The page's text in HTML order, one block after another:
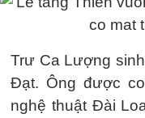
Trư Ca Lượng
Đạt. Ông được
nghệ thuật Đài